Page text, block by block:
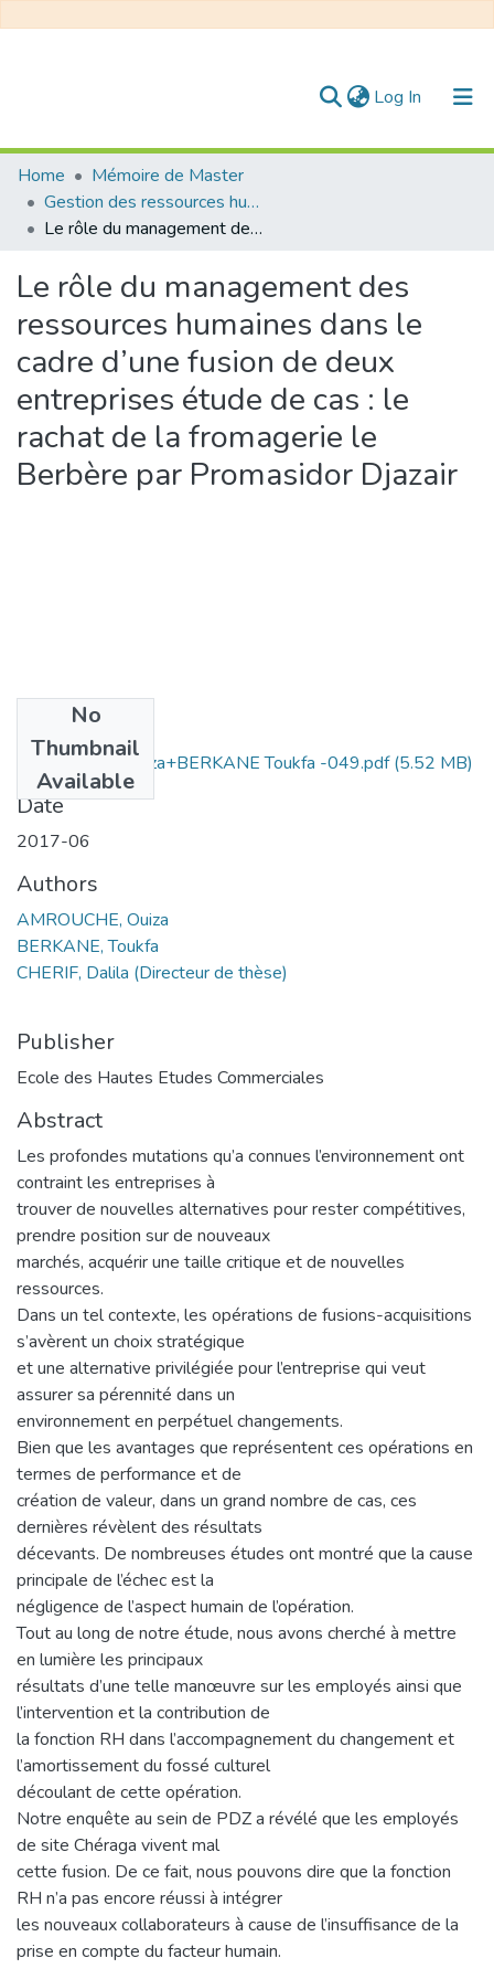
Log In (current)
Communities & Collections
All of DSpace
Home
Mémoire de Master
Gestion des ressources humaines
Le rôle du management des ressources humaines dans le cadre d’une fusion de deux entreprises étude de cas : le rachat de la fromagerie le Berbère par Promasidor Djazair
Le rôle du management des
ressources humaines dans le
cadre d’une fusion de deux
entreprises étude de cas : le
rachat de la fromagerie le
Berbère par Promasidor Djazair
No
Thumbnail
Available
AMROUCHE Ouiza+BERKANE Toukfa -049.pdf(5.52 MB)
Date
2017-06
Authors
AMROUCHE, Ouiza
BERKANE, Toukfa
CHERIF, Dalila (Directeur de thèse)
Publisher
Ecole des Hautes Etudes Commerciales
Abstract
Les profondes mutations qu’a connues l’environnement ont
contraint les entreprises à
trouver de nouvelles alternatives pour rester compétitives,
prendre position sur de nouveaux
marchés, acquérir une taille critique et de nouvelles
ressources.
Dans un tel contexte, les opérations de fusions-acquisitions
s’avèrent un choix stratégique
et une alternative privilégiée pour l’entreprise qui veut
assurer sa pérennité dans un
environnement en perpétuel changements.
Bien que les avantages que représentent ces opérations en
termes de performance et de
création de valeur, dans un grand nombre de cas, ces
dernières révèlent des résultats
décevants. De nombreuses études ont montré que la cause
principale de l’échec est la
négligence de l’aspect humain de l’opération.
Tout au long de notre étude, nous avons cherché à mettre
en lumière les principaux
résultats d’une telle manœuvre sur les employés ainsi que
l’intervention et la contribution de
la fonction RH dans l’accompagnement du changement et
l’amortissement du fossé culturel
découlant de cette opération.
Notre enquête au sein de PDZ a révélé que les employés
de site Chéraga vivent mal
cette fusion. De ce fait, nous pouvons dire que la fonction
RH n’a pas encore réussi à intégrer
les nouveaux collaborateurs à cause de l’insuffisance de la
prise en compte du facteur humain.